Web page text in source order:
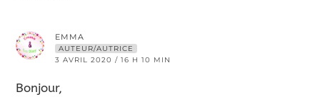
EMMA
AUTEUR/AUTRICE
3 AVRIL 2020 / 16 H 10 MIN
Bonjour,